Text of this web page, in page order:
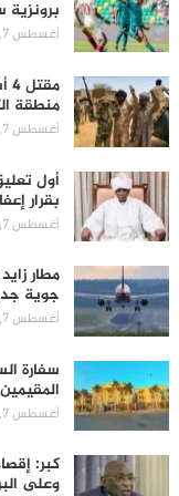
برونزية
أغسطس 7, 2026
منطقة
أغسطس 7, 2026
أول
بقرار
أغسطس 7, 2026
مطار
جوية
أغسطس 7, 2026
سفارة
أغسطس 7, 2026
كبر:
وعلى